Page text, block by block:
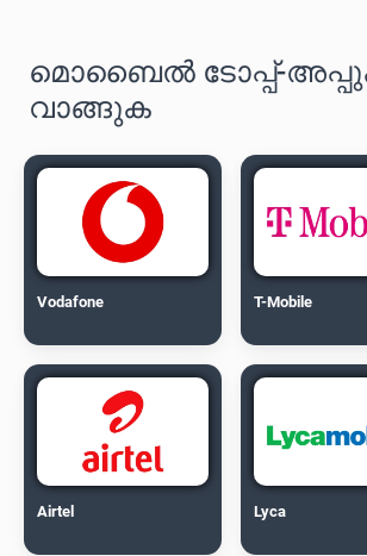
മൊബൈൽ ടോപ്പ്-
വാങ്ങുക
Vodafone T-Mobile
Airtel Lyca